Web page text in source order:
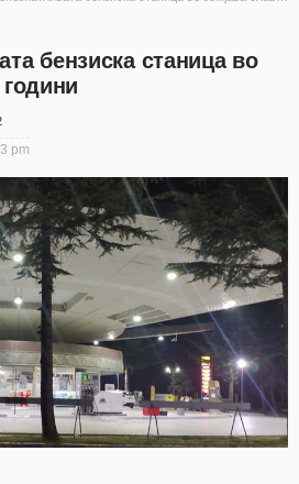
бензиска станица во
pm